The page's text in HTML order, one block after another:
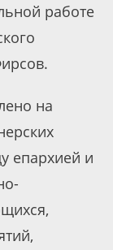
работе
на
епархией и